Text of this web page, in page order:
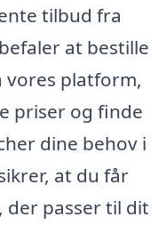
tilbud fra
at bestille
platform,
priser og finde
dine behov i
at du får
der passer til dit